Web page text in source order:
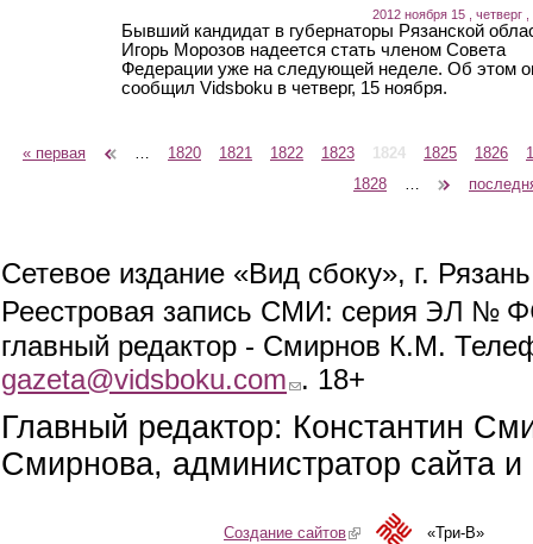
2012 ноября 15 , четверг ,
Бывший кандидат в губернаторы Рязанской
Игорь Морозов надеется стать членом Совета
Федерации уже на следующей неделе. Об этом
сообщил Vidsboku в четверг, 15 ноября.
Страницы
« первая 1820 1821 1822 1823 1824 1825 1826
1828
Сетевое издание «Вид сбоку», г.
Реестровая запись СМИ: серия ЭЛ №
главный редактор - Смирнов К.М.
gazeta@vidsboku.com (link sends e-mail)
. 18+
Главный редактор: Константин
Смирнова, администратор сайта
Создание сайтов(link is external)«Три-В»